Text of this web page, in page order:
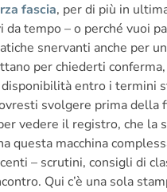
fascia, per di più in
tempo – o perché vuoi
snervanti anche per
per chiederti
entro i termini
svolgere prima
vedere il registro, che la
questa macchina
– scrutini, consigli di
Qui c’è una sola